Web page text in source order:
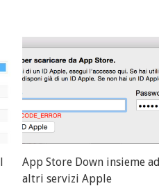
App Store Down insieme ad
altri servizi Apple